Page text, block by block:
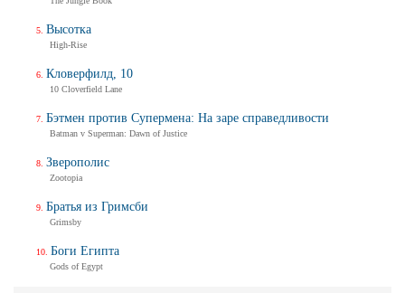
Высотка
High-Rise
Кловерфилд, 10
10 Cloverfield Lane
Бэтмен против Супермена: На заре справедливости
Batman v Superman: Dawn of Justice
Зверополис
Zootopia
Братья из Гримсби
Grimsby
Боги Египта
Gods of Egypt